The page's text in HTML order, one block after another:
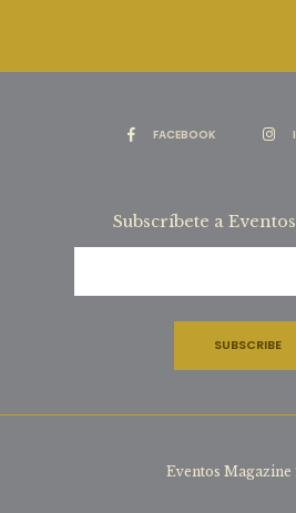
FACEBOOK
Subscríbete a
Eventos Magazine